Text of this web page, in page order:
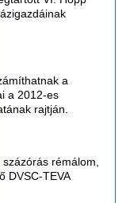
a
a 2012-es
rajtján.
rémálom,
DVSC-TEVA